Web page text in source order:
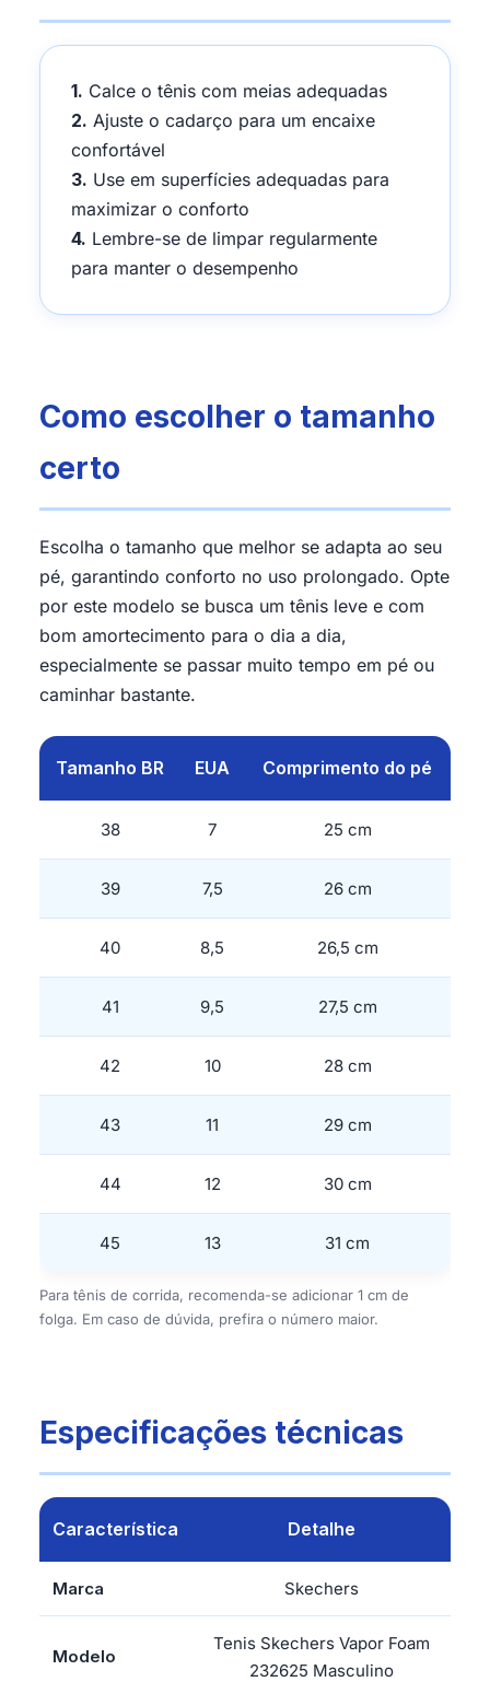
1. Calce o tênis com meias adequadas
2. Ajuste o cadarço para um encaixe
confortável
3. Use em superfícies adequadas para
maximizar o conforto
4. Lembre-se de limpar regularmente
para manter o desempenho
Como escolher o tamanho
certo
Escolha o tamanho que melhor se adapta ao seu
pé, garantindo conforto no uso prolongado. Opte
por este modelo se busca um tênis leve e com
bom amortecimento para o dia a dia,
especialmente se passar muito tempo em pé ou
caminhar bastante.
Tamanho BR EUA Comprimento do pé
38 7 25 cm
39 7,5 26 cm
40 8,5 26,5 cm
41 9,5 27,5 cm
42 10 28 cm
43 11 29 cm
44 12 30 cm
45 13 31 cm
Para tênis de corrida, recomenda-se adicionar 1 cm de
folga. Em caso de dúvida, prefira o número maior.
Especificações técnicas
Característica Detalhe
Marca Skechers
Modelo
Tenis Skechers Vapor Foam
232625 Masculino